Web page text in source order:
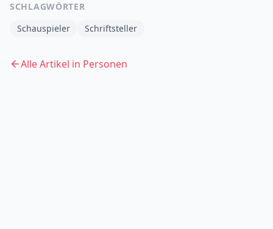
SCHLAGWÖRTER
Schauspieler
Schriftsteller
Alle Artikel in Personen